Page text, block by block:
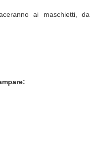
ai maschietti, da